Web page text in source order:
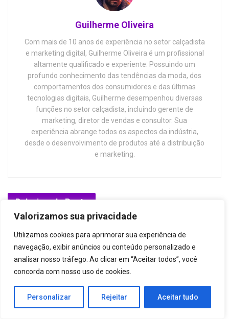
Valorizamos sua privacidade
Utilizamos cookies para aprimorar sua experiência de
navegação, exibir anúncios ou conteúdo personalizado e
analisar nosso tráfego. Ao clicar em “Aceitar todos”, você
concorda com nosso uso de cookies.
Personalizar Rejeitar Aceitar tudo
Guilherme Oliveira
Com mais de 10 anos de experiência no setor calçadista
e marketing digital, Guilherme Oliveira é um profissional
altamente qualificado e experiente. Possuindo um
profundo conhecimento das tendências da moda, dos
comportamentos dos consumidores e das últimas
tecnologias digitais, Guilherme desempenhou diversas
funções no setor calçadista, incluindo gerente de
marketing, diretor de vendas e consultor. Sua
experiência abrange todos os aspectos da indústria,
desde o desenvolvimento de produtos até a distribuição
e marketing.
RelacionadoPosts